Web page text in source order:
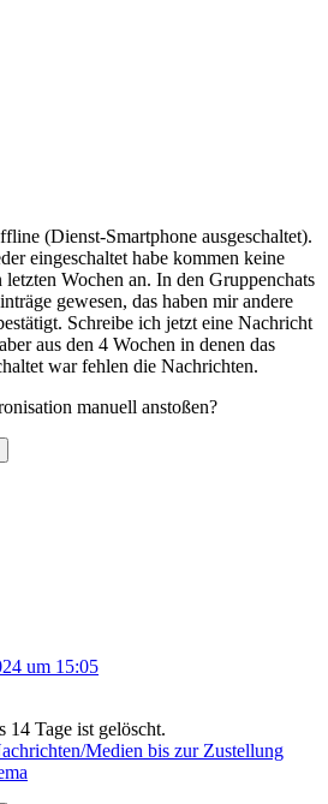
(Dienst-Smartphone ausgeschaltet).
eingeschaltet habe kommen keine
letzten Wochen an. In den Gruppenchats
gewesen, das haben mir andere
Schreibe ich jetzt eine Nachricht
aus den 4 Wochen in denen das
war fehlen die Nachrichten.
manuell anstoßen?
um 15:05
14 Tage ist gelöscht.
Medien bis zur Zustellung